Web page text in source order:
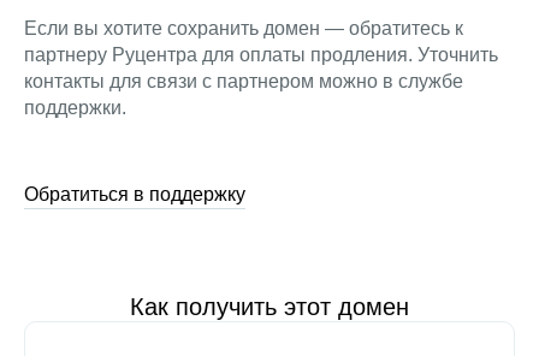
Если вы хотите сохранить домен — обратитесь к
партнеру Руцентра для оплаты продления. Уточнить
контакты для связи с партнером можно в службе
поддержки.
Обратиться в поддержку
Как получить этот домен